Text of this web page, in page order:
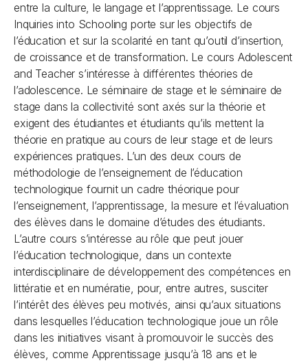
entre la culture, le langage et l’apprentissage. Le cours
Inquiries into Schooling porte sur les objectifs de
l’éducation et sur la scolarité en tant qu’outil d’insertion,
de croissance et de transformation. Le cours Adolescent
and Teacher s’intéresse à différentes théories de
l’adolescence. Le séminaire de stage et le séminaire de
stage dans la collectivité sont axés sur la théorie et
exigent des étudiantes et étudiants qu’ils mettent la
théorie en pratique au cours de leur stage et de leurs
expériences pratiques. L’un des deux cours de
méthodologie de l’enseignement de l’éducation
technologique fournit un cadre théorique pour
l’enseignement, l’apprentissage, la mesure et l’évaluation
des élèves dans le domaine d’études des étudiants.
L’autre cours s’intéresse au rôle que peut jouer
l’éducation technologique, dans un contexte
interdisciplinaire de développement des compétences en
littératie et en numératie, pour, entre autres, susciter
l’intérêt des élèves peu motivés, ainsi qu’aux situations
dans lesquelles l’éducation technologique joue un rôle
dans les initiatives visant à promouvoir le succès des
élèves, comme Apprentissage jusqu’à 18 ans et le